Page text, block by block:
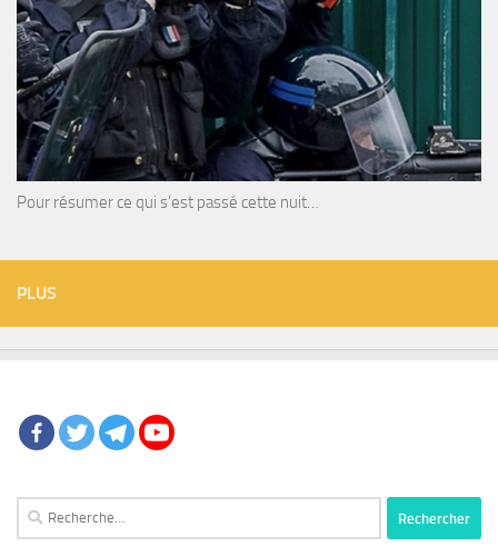
Pour résumer ce qui s’est passé cette nuit…
PLUS
Rechercher :